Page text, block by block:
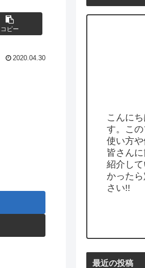
コピー
2020.04.30
こんに
す。こ
使い方
皆さん
紹介し
かった
さい!!
最近の投稿